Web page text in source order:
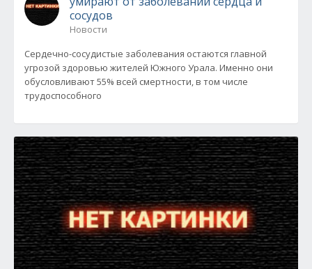
сосудов
Новости
Сердечно-сосудистые заболевания остаются главной
угрозой здоровью жителей Южного Урала. Именно они
обусловливают 55% всей смертности, в том числе
трудоспособного